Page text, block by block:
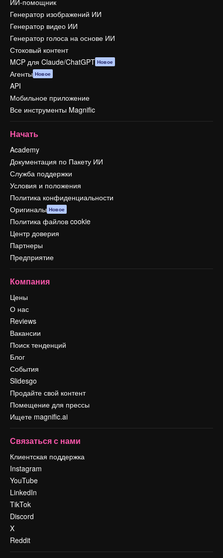
Генератор изображений ИИ
Генератор видео ИИ
Генератор голоса на основе ИИ
Стоковый контент
MCP для Claude/ChatGPT Новое
Агенты Новое
API
Мобильное приложение
Все инструменты Magnific
Начать
Academy
Документация по Пакету ИИ
Служба поддержки
Условия и положения
Политика конфиденциальности
Оригиналы Новое
Политика файлов cookie
Центр доверия
Партнеры
Предприятие
Компания
Цены
О нас
Reviews
Вакансии
Поиск тенденций
Блог
События
Slidesgo
Продайте свой контент
Помещение для прессы
Ищете magnific.ai
Связаться с нами
Клиентская поддержка
Instagram
YouTube
LinkedIn
TikTok
Discord
X
Reddit